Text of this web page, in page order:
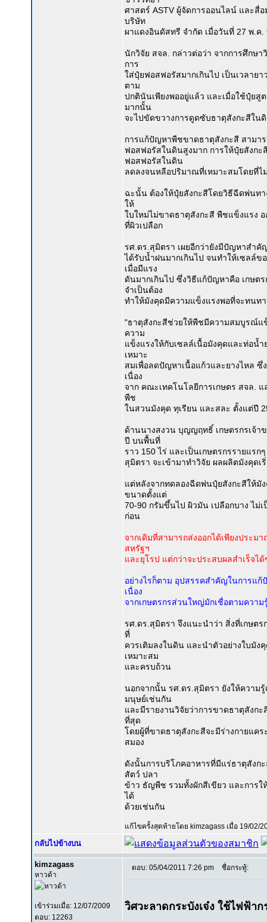
ศาสตร์ ASTV ผู้จัดการออนไลน์ และสื่
บริษัท
ผาแดงอินดัสทรี จำกัด เมื่อวันที่ 27 พ.ค
นักวิจัย สจล. กล่าวต่อว่า จากการศึกษ
การ
ใส่ปุ๋ยฟอสฟอรัสมากเกินไป เป็นเวลายา
ตาม
ปกตินันเพียงพออยู่แล้ว และเมื่อใช้ปุ๋ย
มากนั้น
จะไปขัดขวางการดูดซับธาตุสังกะสีใน
การแก้ปัญหาพืชขาดธาตุสังกะสี สามา
ฟอสฟอรัสในดินสูงมาก การให้ปุ๋ยสังกะ
ฟอสฟอรัสในดิน
ลดลงจนหลือปริมาณที่เหมาะสมโดยที่ไ
ฉะนั้น ต้องให้ปุ๋ยสังกะสีโดยวิธีฉีดพ่นท
ให้
ใบใหม่ไม่ขาดธาตุสังกะสี พืชแข็งแรง
ที่ผิวเปลือก
รศ.ดร.สุมิตรา เผยอีกว่ายังมีปัญหาสำคั
ได้รับน้ำฝนมากเกินไป จนทำให้เซลล์ข
เมื่อมีแรง
ดันมากเกินไป ซึ่งวิธีแก้ปัญหาคือ เกษตร
จำเป็นต้อง
ทำให้มังคุดมีความแข็งแรงพอที่จะทนท
"ธาตุสังกะสีช่วยให้พืชมีความสมบูรณ์แ
ความ
แข็งแรงให้กับเซลล์เนื้อมังคุดและท่อน้
เหมาะ
สมเพื่อลดปัญหาเนื้อแก้วและยางไหล
เนื่อง
จาก คณะเทคโนโลยีการเกษตร สจล.
พืช
ในสวนมังคุด ทุเรียน และสละ ตั้งแต่ปี
ด้านนางสงวน บุญญฤทธิ์ เกษตรกรเจ้า
ปี บนพื้นที่
ราว 150 ไร่ และเป็นเกษตรกรรายแร
สุมิตรา จะเข้ามาทำวิจัย ผลผลิตมังคุดเ
แต่หลังจากทดลองฉีดพ่นปุ๋ยสังกะสีให้
ขนาดตั้งแต่
70-90 กรัมขึ้นไป ผิวมัน เปลือกบาง ไม่
ก่อน
จากเดิมที่สามารถส่งออกได้เพียงประ
สหรัฐฯ
และยุโรป แต่กว่าจะประสบผลสำเร็จ
อย่างไรก็ตาม อุปสรรคสำคัญในการแ
เนื่อง
จากเกษตรกรส่วนใหญ่มักเชื่อตามควา
รศ.ดร.สุมิตรา จึงแนะนำว่า สิ่งที่เกษต
ที่
ควรเติมลงในดิน และนำตัวอย่างใบมัง
เหมาะสม
และครบถ้วน
นอกจากนั้น รศ.ดร.สุมิตรา ยังให้ความ
มนุษย์เช่นกัน
และมีรายงานวิจัยว่าการขาดธาตุสังก
ที่สุด
โดยผู้ที่ขาดธาตุสังกะสีจะมีร่างกายแค
สมอง
ดังนั้นการบริโภคอาหารที่มีแร่ธาตุสังก
สัตว์ ปลา
ข้าว ธัญพืช รวมทั้งผักสีเขียว และการ
ได้
ด้วยเช่นกัน
แก้ไขครั้งสุดท้ายโดย kimzagass เมื่อ 19/02/
กลับไปข้างบน
kimzagass
หาวด้า
เข้าร่วมเมื่อ: 12/07/2009
ตอบ: 12263
ตอบ: 05/04/2011 7:26 pm ชื่อกระทู้:
วิศวะลาดกระบังเจ๋ง ใช้ไฟฟ้า